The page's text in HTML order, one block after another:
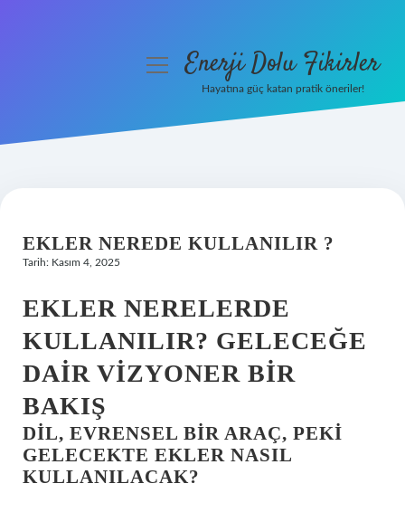
Hakkımızda
menüyüEnerji Dolu Fikirler
Hayatına güç katan pratik öneriler!
EKLER NEREDE KULLANILIR ?
Tarih: Kasım 4, 2025
EKLER NERELERDE
KULLANILIR? GELECEĞE
DAIR VIZYONER BIR
BAKIŞ
DIL, EVRENSEL BIR ARAÇ, PEKI
GELECEKTE EKLER NASIL
KULLANILACAK?